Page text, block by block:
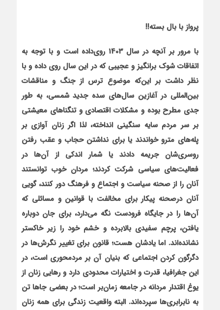
پرواز با بال بسته!!
با مرور بر آنچه در سال 1403 روی‌داده است و با توجه به
اتفاقات شوک برانگیز و عجیبی که در این سال روی داده و با
نظر داشت بر این‌که موضوع ترس از جنگ و مناقشات
بین‌المللی در آغازین سال‌های سده جدید شمسی، به طور
جدی مطرح بوده و مشکلات اقتصادی و تنگناهای معیشتی
بر سر مردم سایه سنگینی انداخته، لذا اگر زنان آوازی بر
پله‌های مترو خواندند یا برای نداشتن حجاب و عقب رفتن
روسری‌شان جریمه دادند یا شمار اندکی از آن‌ها در
فعالیت‌های سیاسی شرکت کردند؛ مردان خوب توانستند
آنان را از صحنه سیاست و اجتماع و فرهنگ دور کنند، گویی
آنان درصحنه پیکار برای مخالفت با قوانین و مسائلی که
آن‌ها را در جایگاه فرودست نگه می‌دارد، برای جان دوباره
یافتن، پرچم سفیدی بالابرده و خشم خود را زیر خاکستر
نشانده‌اند. اما یادشان هست؛ قانون برای تغییر نگرش‌ها در
دگرگون کردن اجتماعی که بنیان آن بر مردمحوری است، در
این جغرافیا، قدرت و اختیارات محدودی دارد و رهایی زنان از
یوغ اقتدار مردانه در جامعه زمان‌بر است؛ در بعضی جاها تن
به نابرابری‌ها سپرده‌اند. البته واقعیت زندگی برای همه زنان